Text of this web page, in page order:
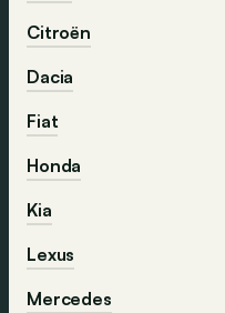
Citroën
Dacia
Fiat
Honda
Kia
Lexus
Mercedes